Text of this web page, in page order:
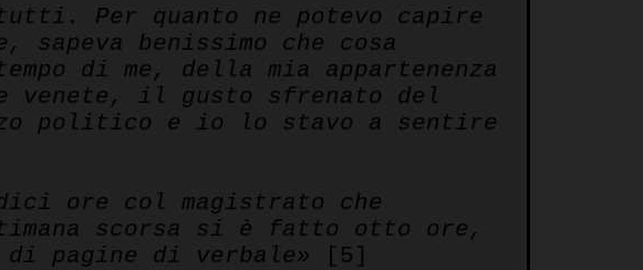
Per quanto ne potevo capire
benissimo che cosa
di me, della mia appartenenza
venete, il gusto sfrenato del
politico e io lo stavo a sentire
ore col magistrato che
scorsa si è fatto otto ore,
pagine di verbale»
[5]